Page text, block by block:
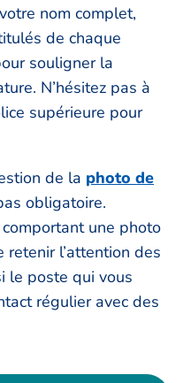
nom complet,
de chaque
souligner la
N’hésitez pas à
supérieure pour
de la photo de
obligatoire.
une photo
l’attention des
le poste qui vous
régulier avec des